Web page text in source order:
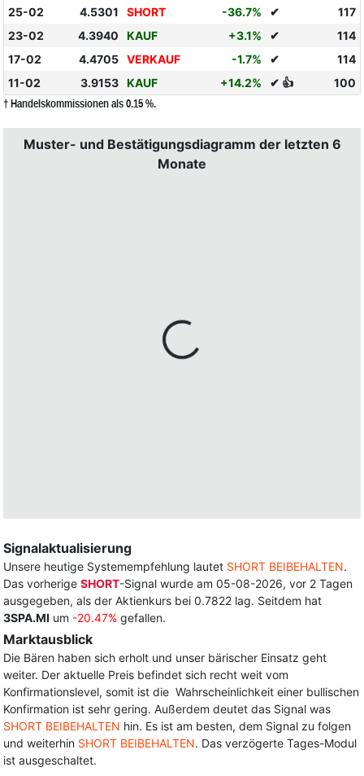
25-02
4.5301 SHORT -36.7% ✔
117
23-02
4.3940 KAUF +3.1% ✔
114
17-02
4.4705 VERKAUF -1.7% ✔
114
11-02
3.9153 KAUF +14.2% ✔ 👍 100
† Handelskommissionen als 0.15 %.
Muster- und Bestätigungsdiagramm der letzten 6
Monate
Signalaktualisierung
Unsere heutige Systemempfehlung lautet SHORT BEIBEHALTEN.
Das vorherige SHORT-Signal wurde am 05-08-2026, vor 2 Tagen
ausgegeben, als der Aktienkurs bei 0.7822 lag. Seitdem hat
3SPA.MI um -20.47% gefallen.
Marktausblick
Die Bären haben sich erholt und unser bärischer Einsatz geht
weiter. Der aktuelle Preis befindet sich recht weit vom
Konfirmationslevel, somit ist die Wahrscheinlichkeit einer bullischen
Konfirmation ist sehr gering. Außerdem deutet das Signal was
SHORT BEIBEHALTEN hin. Es ist am besten, dem Signal zu folgen
und weiterhin SHORT BEIBEHALTEN. Das verzögerte Tages-Modul
ist ausgeschaltet.